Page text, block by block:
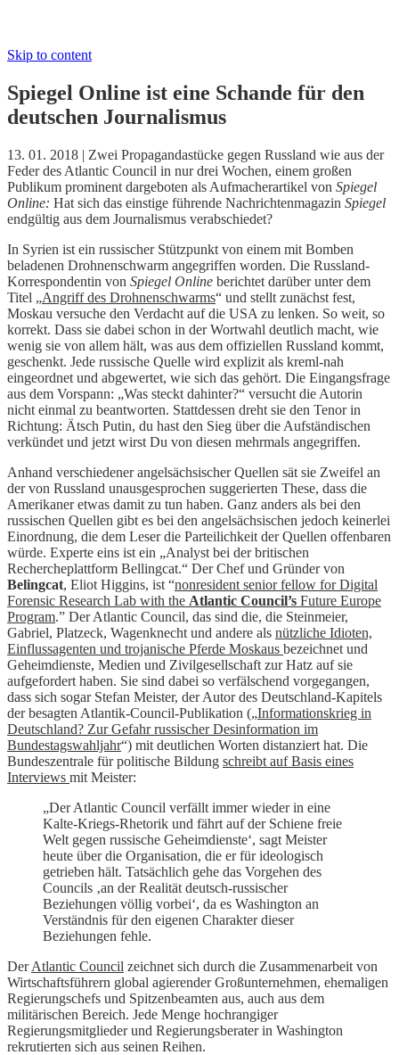
Skip to content
Spiegel Online ist eine Schande für den
deutschen Journalismus
13. 01. 2018 | Zwei Propagandastücke gegen Russland wie aus der
Feder des Atlantic Council in nur drei Wochen, einem großen
Publikum prominent dargeboten als Aufmacherartikel von Spiegel
Online: Hat sich das einstige führende Nachrichtenmagazin Spiegel
endgültig aus dem Journalismus verabschiedet?
In Syrien ist ein russischer Stützpunkt von einem mit Bomben
beladenen Drohnenschwarm angegriffen worden. Die Russland-
Korrespondentin von Spiegel Online berichtet darüber unter dem
Titel „Angriff des Drohnenschwarms“ und stellt zunächst fest,
Moskau versuche den Verdacht auf die USA zu lenken. So weit, so
korrekt. Dass sie dabei schon in der Wortwahl deutlich macht, wie
wenig sie von allem hält, was aus dem offiziellen Russland kommt,
geschenkt. Jede russische Quelle wird explizit als kreml-nah
eingeordnet und abgewertet, wie sich das gehört. Die Eingangsfrage
aus dem Vorspann: „Was steckt dahinter?“ versucht die Autorin
nicht einmal zu beantworten. Stattdessen dreht sie den Tenor in
Richtung: Ätsch Putin, du hast den Sieg über die Aufständischen
verkündet und jetzt wirst Du von diesen mehrmals angegriffen.
Anhand verschiedener angelsächsischer Quellen sät sie Zweifel an
der von Russland unausgesprochen suggerierten These, dass die
Amerikaner etwas damit zu tun haben. Ganz anders als bei den
russischen Quellen gibt es bei den angelsächsischen jedoch keinerlei
Einordnung, die dem Leser die Parteilichkeit der Quellen offenbaren
würde. Experte eins ist ein „Analyst bei der britischen
Rechercheplattform Bellingcat.“ Der Chef und Gründer von
Belingcat, Eliot Higgins, ist “nonresident senior fellow for Digital
Forensic Research Lab with the Atlantic Council’s Future Europe
Program.” Der Atlantic Council, das sind die, die Steinmeier,
Gabriel, Platzeck, Wagenknecht und andere als nützliche Idioten,
Einflussagenten und trojanische Pferde Moskaus bezeichnet und
Geheimdienste, Medien und Zivilgesellschaft zur Hatz auf sie
aufgefordert haben. Sie sind dabei so verfälschend vorgegangen,
dass sich sogar Stefan Meister, der Autor des Deutschland-Kapitels
der besagten Atlantik-Council-Publikation („Informationskrieg in
Deutschland? Zur Gefahr russischer Desinformation im
Bundestagswahljahr“) mit deutlichen Worten distanziert hat. Die
Bundeszentrale für politische Bildung schreibt auf Basis eines
Interviews mit Meister:
„Der Atlantic Council verfällt immer wieder in eine
Kalte-Kriegs-Rhetorik und fährt auf der Schiene freie
Welt gegen russische Geheimdienste‘, sagt Meister
heute über die Organisation, die er für ideologisch
getrieben hält. Tatsächlich gehe das Vorgehen des
Councils ‚an der Realität deutsch-russischer
Beziehungen völlig vorbei‘, da es Washington an
Verständnis für den eigenen Charakter dieser
Beziehungen fehle.
DerAtlantic Council zeichnet sich durch die Zusammenarbeit von
Wirtschaftsführern global agierender Großunternehmen, ehemaligen
Regierungschefs und Spitzenbeamten aus, auch aus dem
militärischen Bereich. Jede Menge hochrangiger
Regierungsmitglieder und Regierungsberater in Washington
rekrutierten sich aus seinen Reihen.